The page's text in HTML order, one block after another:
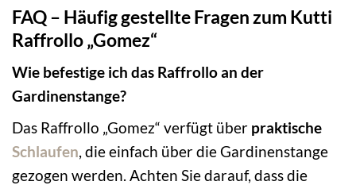
FAQ – Häufig gestellte Fragen zum Kutti
Raffrollo „Gomez“
Wie befestige ich das Raffrollo an der
Gardinenstange?
Das Raffrollo „Gomez“ verfügt über praktische
Schlaufen, die einfach über die Gardinenstange
gezogen werden. Achten Sie darauf, dass die